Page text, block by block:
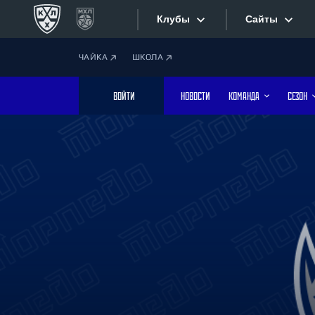
Клубы
Дивизион Боброва
Лада
Сайты
Текстовые
Фотобанк
ЧАЙКА ШКОЛА
ВОЙТИ НОВОСТИ КОМАНДА СЕЗОН